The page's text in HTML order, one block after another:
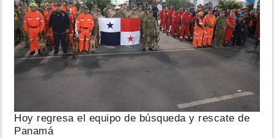
Hoy regresa el equipo de búsqueda y rescate de
Panamá